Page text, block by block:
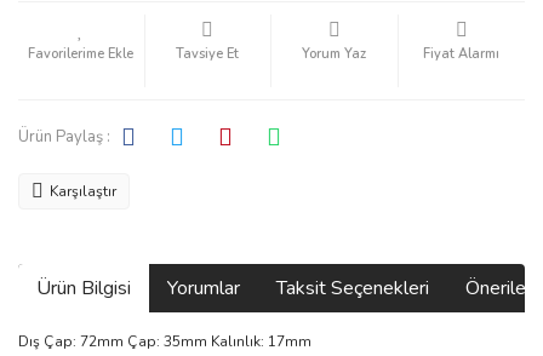
Tavsiye Et Yorum Yaz Fiyat Alarmı
Ürün Paylaş :
Karşılaştır
Ürün Bilgisi Yorumlar Taksit Seçenekleri
Dış Çap: 72mm Çap: 35mm Kalınlık: 17mm